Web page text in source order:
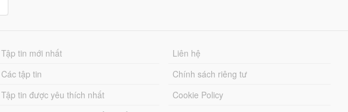
Tập tin mới nhất
Các tập tin
Tập tin được yêu thích nhất
Liên hệ
Chính sách riêng tư
Cookie Policy